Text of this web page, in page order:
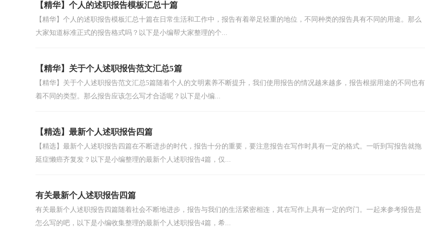
【精华】个人的述职报告模板汇总十篇
【精华】个人的述职报告模板汇总十篇在日常生活和工作中，报告有着举足轻重的地位，不同种类的报告具有不同的用途。那么
大家知道标准正式的报告格式吗？以下是小编帮大家整理的个...
【精华】关于个人述职报告范文汇总5篇
【精华】关于个人述职报告范文汇总5篇随着个人的文明素养不断提升，我们使用报告的情况越来越多，报告根据用途的不同也有
着不同的类型。那么报告应该怎么写才合适呢？以下是小编...
【精选】最新个人述职报告四篇
【精选】最新个人述职报告四篇在不断进步的时代，报告十分的重要，要注意报告在写作时具有一定的格式。一听到写报告就拖
延症懒癌齐复发？以下是小编整理的最新个人述职报告4篇，仅...
有关最新个人述职报告四篇
有关最新个人述职报告四篇随着社会不断地进步，报告与我们的生活紧密相连，其在写作上具有一定的窍门。一起来参考报告是
怎么写的吧，以下是小编收集整理的最新个人述职报告4篇，希...